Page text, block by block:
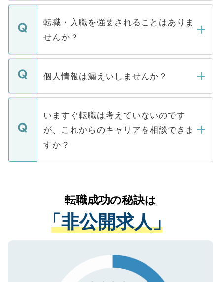
ます。通常、5営業日以内にはご連絡をせて
いただきますので、しばらくお待ちくださ
マイナビDOCTORで取り扱っている求人の
うち約3割は、Webサイトからご覧いただ
けない「非公開求人」です。非公開求人は
下記の理由によって、一般には公開してい
ません。
■応募殺到を避けるため 人気のある医療機
関を公にしてしまうと、応募が殺到する場
に、医療機関が求める条件に合った人材の
みを人材紹介会社に依頼するケースが増え
ています。
転職・入職を強要されることはありま
せんか？
転職・入職を強要することは一切ありませ
ん。また、仮に応募先から内定をいただい
定を承諾する必要はありません。内定先へ
の辞退の連絡はキャリアパートナーが行い
個人情報は漏えいしませんか？
個人情報が漏えいすることはありませんの
で、ご安心ください。当サイトからの登録
などで収集したご登録者様の個人情報は、
ご本人のキャリアアップおよび転職活動の
支援を目的に使用いたします。お預かりし
ているすべての個人データはご本人の許可
は、個人情報の取り扱いについての厳密な
管理基準を満たした事業者のみに付与され
る、プライバシーマークを取得済みです。
で、機密保持に関してもご安心ください。
いますぐ転職は考えていないのです
が、これからのキャリアを相談できま
すか？
かがいして、現在の医療機関の状況や紹介
経験をまじえながら、適切なアドバイスを
させていただきます。すぐにご転職をされ
ない方には、長期的なサポートが可能です
ので、まずはご登録ください。
転職成功の秘訣は
「非公開求人」